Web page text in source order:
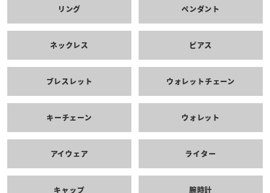
リング ペンダント
ネックレス ピアス
ブレスレット ウォレットチェーン
キーチェーン ウォレット
アイウェア ライター
キャップ 腕時計